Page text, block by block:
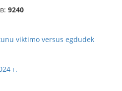
9240
viktimo versus egdudek
г.